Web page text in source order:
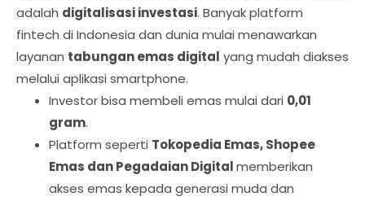
adalah digitalisasi investasi. Banyak platform
fintech di Indonesia dan dunia mulai menawarkan
layanan tabungan emas digital yang mudah diakses
melalui aplikasi smartphone.
Investor bisa membeli emas mulai dari 0,01
gram.
Platform seperti Tokopedia Emas, Shopee
Emas dan Pegadaian Digitalmemberikan
akses emas kepada generasi muda dan